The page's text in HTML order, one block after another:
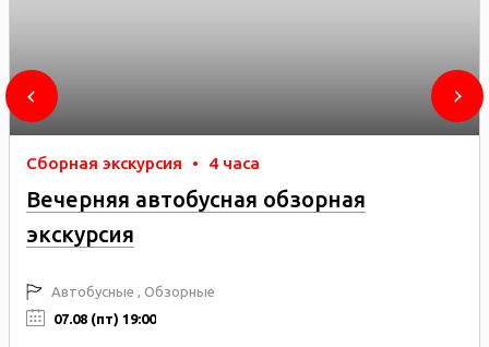
Сборная экскурсия • 4 часа
Вечерняя автобусная обзорная
экскурсия
Автобусные , Обзорные
07.08 (пт) 19:00